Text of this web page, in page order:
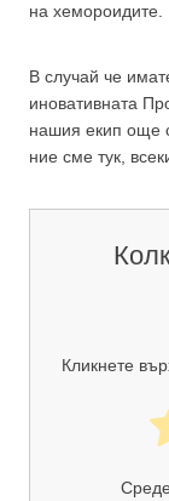
на хемороидите.
В случай че
иновативната
нашия екип още
ние сме тук,
Кликнете